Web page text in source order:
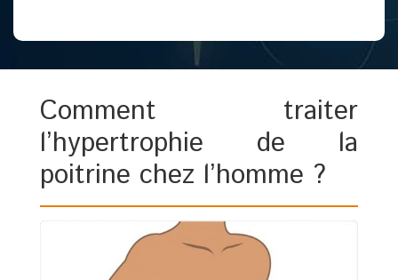
Comment traiter
l’hypertrophie de la
poitrine chez l’homme ?